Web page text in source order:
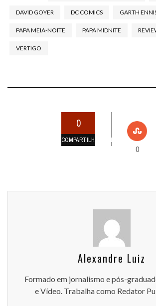
DAVID GOYER DC COMICS GARTH
PAPA MEIA-NOITE PAPA MIDNITE
VERTIGO
0
COMPARTILHAMENTOS
0
Alexandre Luiz
Formado em jornalismo e pós-
e Vídeo. Trabalha como Redator